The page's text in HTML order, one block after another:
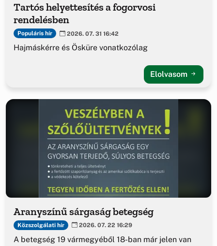
Tartós helyettesítés a fogorvosi
rendelésben
Populáris hír 2026. 07. 31 16:42
Hajmáskérre és Ösküre vonatkozólag
Elolvasom
Aranyszínű sárgaság betegség
Közszolgálati hír 2026. 07. 22 16:29
A betegség 19 vármegyéből 18-ban már jelen van